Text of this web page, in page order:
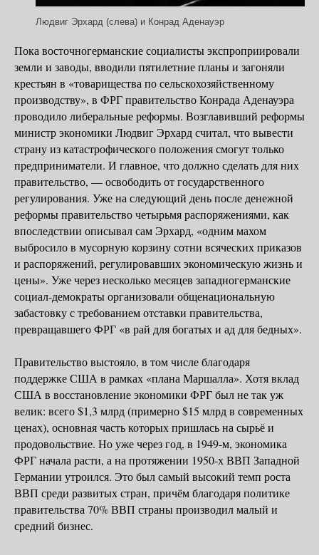
Людвиг Эрхард (слева) и Конрад Аденауэр
Пока восточногерманские социалисты экспроприировали
земли и заводы, вводили пятилетние планы и загоняли
крестьян в «товарищества по сельскохозяйственному
производству», в ФРГ правительство Конрада Аденауэра
проводило либеральные реформы. Возглавивший реформы
министр экономики Людвиг Эрхард считал, что вывести
страну из катастрофического положения смогут только
предприниматели. И главное, что должно сделать для них
правительство, — освободить от государственного
регулирования. Уже на следующий день после денежной
реформы правительство четырьмя распоряжениями, как
впоследствии описывал сам Эрхард, «одним махом
выбросило в мусорную корзину сотни всяческих приказов
и распоряжений, регулировавших экономическую жизнь и
цены». Уже через несколько месяцев западногерманские
социал-демократы организовали общенациональную
забастовку с требованием отставки правительства,
превращавшего ФРГ «в рай для богатых и ад для бедных».
Правительство выстояло, в том числе благодаря
поддержке США в рамках «плана Маршалла». Хотя вклад
США в восстановление экономики ФРГ был не так уж
велик: всего $1,3 млрд (примерно $15 млрд в современных
ценах), основная часть которых пришлась на сырьё и
продовольствие. Но уже через год, в 1949-м, экономика
ФРГ начала расти, а на протяжении 1950-х ВВП Западной
Германии утроился. Это был самый высокий темп роста
ВВП среди развитых стран, причём благодаря политике
правительства 70% ВВП страны производил малый и
средний бизнес.